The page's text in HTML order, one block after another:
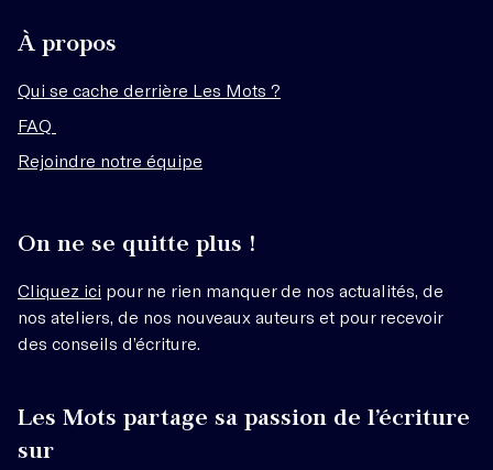
À propos
Qui se cache derrière Les Mots ?
FAQ
Rejoindre notre équipe
On ne se quitte plus !
Cliquez ici pour ne rien manquer de nos actualités, de
nos ateliers, de nos nouveaux auteurs et pour recevoir
des conseils d’écriture.
Les Mots partage sa passion de l’écriture
sur